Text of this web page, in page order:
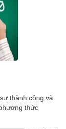
thành công và
thức